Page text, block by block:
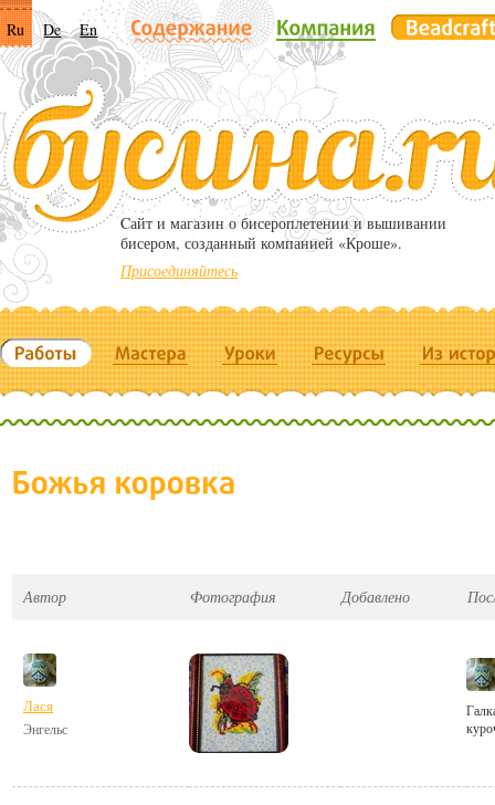
Ru De En
Cайт и магазин о бисероплетении и вышивании
бисером, созданный компанией «Кроше».
Присоединяйтесь
Автор Фотография Добавлено
Лася
Энгельс